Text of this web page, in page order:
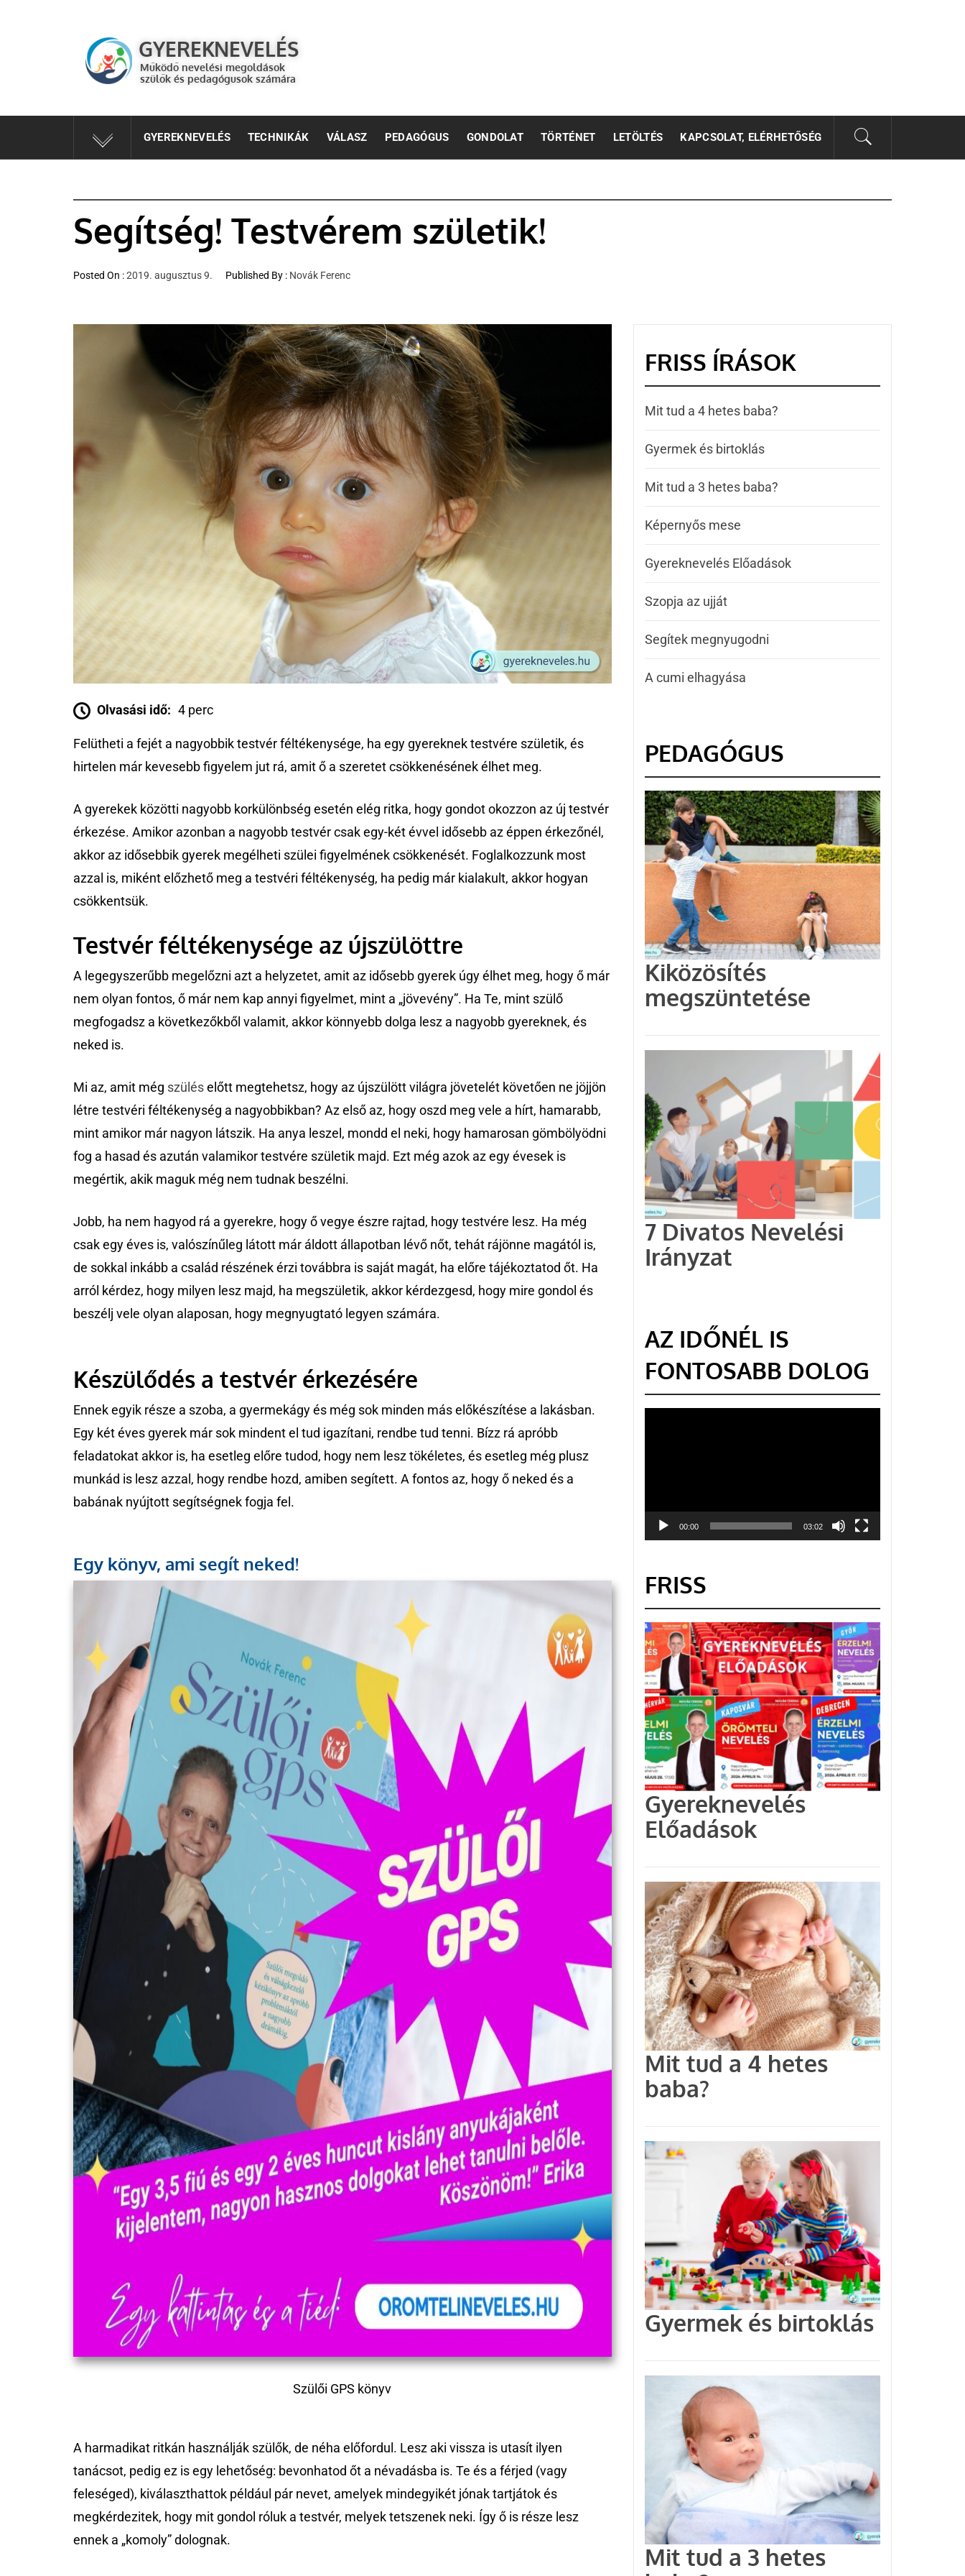
GYEREKNEVELÉS
GYEREKNEVELÉS
Működő nevelési megoldások
szülők és pedagógusok számára
GYEREKNEVELÉS TECHNIKÁK VÁLASZ PEDAGÓGUS GONDOLAT TÖRTÉNET LETÖLTÉS KAPCSOLAT, ELÉRHETŐSÉG
Segítség! Testvérem születik!
Posted On :2019. augusztus 9. Published By : Novák Ferenc
Olvasási idő: 4 perc
Felütheti a fejét a nagyobbik testvér féltékenysége, ha egy gyereknek testvére születik, és
hirtelen már kevesebb figyelem jut rá, amit ő a szeretet csökkenésének élhet meg.
A gyerekek közötti nagyobb korkülönbség esetén elég ritka, hogy gondot okozzon az új testvér
érkezése. Amikor azonban a nagyobb testvér csak egy-két évvel idősebb az éppen érkezőnél,
akkor az idősebbik gyerek megélheti szülei figyelmének csökkenését. Foglalkozzunk most
azzal is, miként előzhető meg a testvéri féltékenység, ha pedig már kialakult, akkor hogyan
csökkentsük.
Testvér féltékenysége az újszülöttre
A legegyszerűbb megelőzni azt a helyzetet, amit az idősebb gyerek úgy élhet meg, hogy ő már
nem olyan fontos, ő már nem kap annyi figyelmet, mint a „jövevény”. Ha Te, mint szülő
megfogadsz a következőkből valamit, akkor könnyebb dolga lesz a nagyobb gyereknek, és
neked is.
Mi az, amit még szüléselőtt megtehetsz, hogy az újszülött világra jövetelét követően ne jöjjön
létre testvéri féltékenység a nagyobbikban? Az első az, hogy oszd meg vele a hírt, hamarabb,
mint amikor már nagyon látszik. Ha anya leszel, mondd el neki, hogy hamarosan gömbölyödni
fog a hasad és azután valamikor testvére születik majd. Ezt még azok az egy évesek is
megértik, akik maguk még nem tudnak beszélni.
Jobb, ha nem hagyod rá a gyerekre, hogy ő vegye észre rajtad, hogy testvére lesz. Ha még
csak egy éves is, valószínűleg látott már áldott állapotban lévő nőt, tehát rájönne magától is,
de sokkal inkább a család részének érzi továbbra is saját magát, ha előre tájékoztatod őt. Ha
arról kérdez, hogy milyen lesz majd, ha megszületik, akkor kérdezgesd, hogy mire gondol és
beszélj vele olyan alaposan, hogy megnyugtató legyen számára.
Készülődés a testvér érkezésére
Ennek egyik része a szoba, a gyermekágy és még sok minden más előkészítése a lakásban.
Egy két éves gyerek már sok mindent el tud igazítani, rendbe tud tenni. Bízz rá apróbb
feladatokat akkor is, ha esetleg előre tudod, hogy nem lesz tökéletes, és esetleg még plusz
munkád is lesz azzal, hogy rendbe hozd, amiben segített. A fontos az, hogy ő neked és a
babának nyújtott segítségnek fogja fel.
Egy könyv, ami segít neked!
Szülői GPS könyv
A harmadikat ritkán használják szülők, de néha előfordul. Lesz aki vissza is utasít ilyen
tanácsot, pedig ez is egy lehetőség: bevonhatod őt a névadásba is. Te és a férjed (vagy
feleséged), kiválaszthattok például pár nevet, amelyek mindegyikét jónak tartjátok és
megkérdezitek, hogy mit gondol róluk a testvér, melyek tetszenek neki. Így ő is része lesz
ennek a „komoly” dolognak.
FRISS ÍRÁSOK
Mit tud a 4 hetes baba?
Gyermek és birtoklás
Mit tud a 3 hetes baba?
Képernyős mese
Gyereknevelés Előadások
Szopja az ujját
Segítek megnyugodni
A cumi elhagyása
PEDAGÓGUS
Kiközösítés
megszüntetése
7 Divatos Nevelési
Irányzat
AZ IDŐNÉL IS
FONTOSABB DOLOG
00:00 03:02
FRISS
Gyereknevelés
Előadások
Mit tud a 4 hetes
baba?
Gyermek és birtoklás
Mit tud a 3 hetes